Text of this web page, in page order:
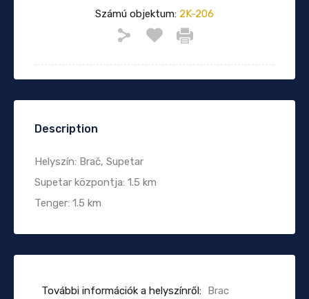
Számú objektum: 2K-206
Description
Helyszín: Brač, Supetar
Supetar központja: 1.5 km
Tenger: 1.5 km
További információk a helyszínről: Brac